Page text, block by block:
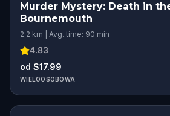
Murder Mystery: Death in
Bournemouth
2.2 km | Avg. time: 90 min
4.83
od $17.99
WIELOOSOBOWA